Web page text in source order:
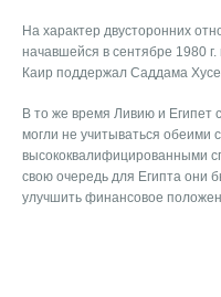
На характер двусторонних
начавшейся в сентябре 1980
Каир поддержал Саддама
В то же время Ливию и Египет
могли не учитываться обеими
высококвалифицированными
свою очередь для Египта они
улучшить финансовое